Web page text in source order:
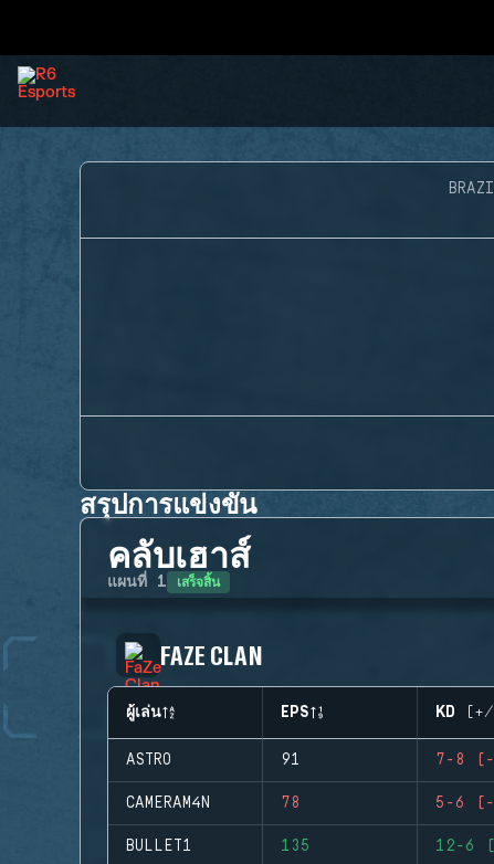
สรุปการแข่งขัน
คลับเฮาส์
แผนที่ 1 เสร็จสิ้น
FAZE CLAN
ผู้เล่น EPS KD
ASTRO 91 7-8 (-
CAMERAM4N 78 5-6 (-
BULLET1 135 12-6